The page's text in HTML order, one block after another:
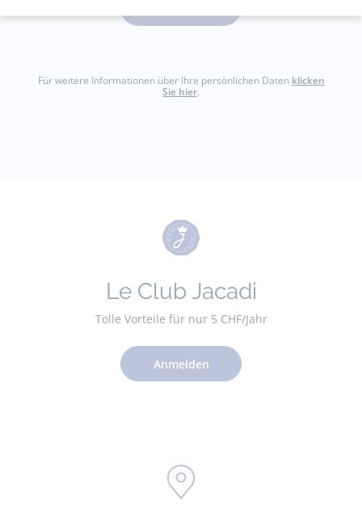
Für weitere Informationen über Ihre persönlichen Daten klicken
Sie hier.
Le Club Jacadi
Tolle Vorteile für nur 5 CHF/Jahr
Anmelden